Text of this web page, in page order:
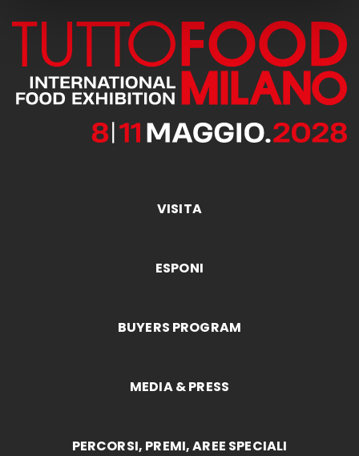
VISITA
ESPONI
BUYERS PROGRAM
MEDIA & PRESS
PERCORSI, PREMI, AREE SPECIALI